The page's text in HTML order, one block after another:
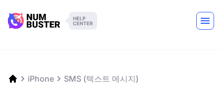
iPhone SMS (텍스트 메시지)